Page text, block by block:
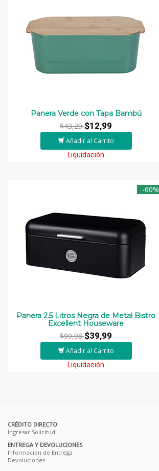
Panera Verde con Tapa Bambú
$43,29$12,99
Añadir al Carrito
Liquidación
-60%
Panera 2.5 Litros Negra de Metal Bistro
Excellent Houseware
$99,98$39,99
Añadir al Carrito
Liquidación
CRÉDITO DIRECTO
Ingresar Solicitud
ENTREGA Y DEVOLUCIONES
Información de Entrega
Devoluciones